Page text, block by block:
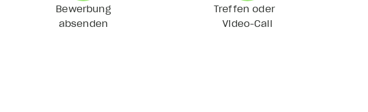
Bewerbung
absenden
Treffen oder
Video-Call